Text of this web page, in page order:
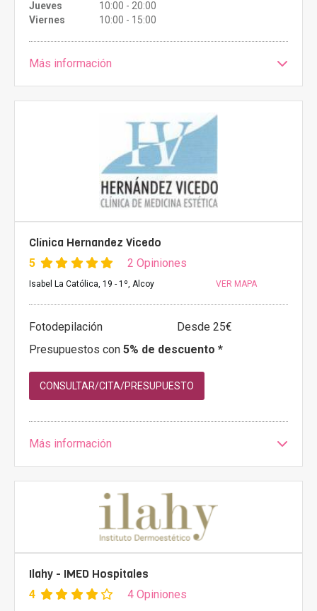
Jueves
10:00 - 20:00
Viernes
10:00 - 15:00
Más información
Clínica Hernandez Vicedo
5 2 Opiniones
Isabel La Católica, 19 - 1º, Alcoy VER MAPA
Fotodepilación
Desde 25€
Presupuestos con 5% de descuento *
CONSULTAR/CITA/PRESUPUESTO
Más información
Ilahy - IMED Hospitales
4 4 Opiniones